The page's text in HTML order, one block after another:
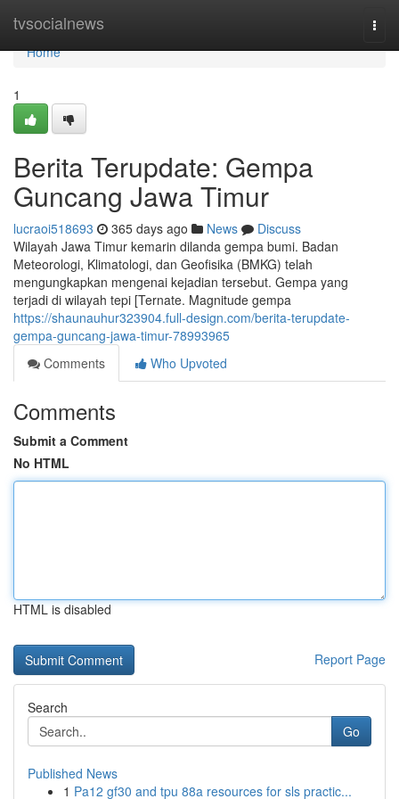
tvsocialnews
Home
Home
1
Berita Terupdate: Gempa
Guncang Jawa Timur
lucraoi518693 365 days ago News
Discuss
Wilayah Jawa Timur kemarin dilanda gempa bumi. Badan
Meteorologi, Klimatologi, dan Geofisika (BMKG) telah
mengungkapkan mengenai kejadian tersebut. Gempa yang
terjadi di wilayah tepi [Ternate. Magnitude gempa
https://shaunauhur323904.full-design.com/berita-terupdate-
gempa-guncang-jawa-timur-78993965
Comments
Who Upvoted
Comments
Submit a Comment
No HTML
HTML is disabled
Report Page
Search
Go
Published News
1 Pa12 gf30 and tpu 88a resources for sls practic...